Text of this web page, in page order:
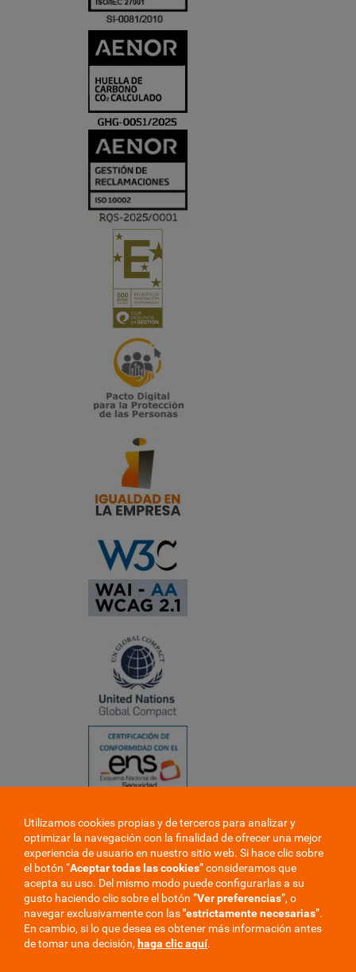
❮
❯
Utilizamos cookies propias y de terceros para analizar y
optimizar la navegación con la finalidad de ofrecer una mejor
experiencia de usuario en nuestro sitio web. Si hace clic sobre
el botón “Aceptar todas las cookies” consideramos que
acepta su uso. Del mismo modo puede configurarlas a su
gusto haciendo clic sobre el botón ”Ver preferencias”, o
navegar exclusivamente con las"estrictamentenecesarias”.
En cambio, si lo que desea es obtener más información antes
de tomar una decisión, haga clic aquí.